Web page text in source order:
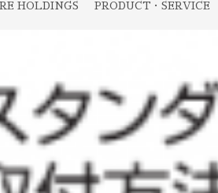
HOLDINGS PRODUCT・SERVICE